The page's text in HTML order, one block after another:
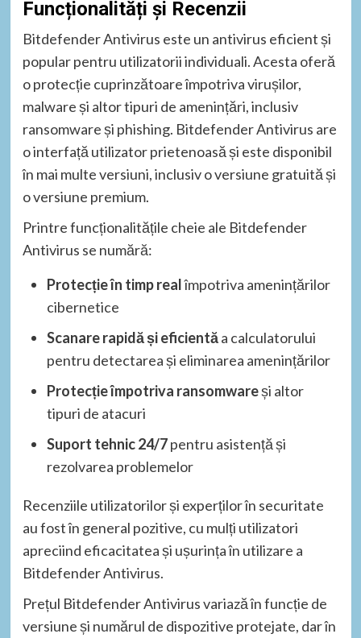
Funcționalități și Recenzii
Bitdefender Antivirus este un antivirus eficient și
popular pentru utilizatorii individuali. Acesta oferă
o protecție cuprinzătoare împotriva virușilor,
malware și altor tipuri de amenințări, inclusiv
ransomware și phishing. Bitdefender Antivirus are
o interfață utilizator prietenoasă și este disponibil
în mai multe versiuni, inclusiv o versiune gratuită și
o versiune premium.
Printre funcționalitățile cheie ale Bitdefender
Antivirus se numără:
Protecție în timp realîmpotriva amenințărilor
cibernetice
Scanare rapidă și eficientăa calculatorului
pentru detectarea și eliminarea amenințărilor
Protecție împotriva ransomwareși altor
tipuri de atacuri
Suport tehnic 24/7pentru asistență și
rezolvarea problemelor
Recenziile utilizatorilor și experților în securitate
au fost în general pozitive, cu mulți utilizatori
apreciind eficacitatea și ușurința în utilizare a
Bitdefender Antivirus.
Prețul Bitdefender Antivirus variază în funcție de
versiune și numărul de dispozitive protejate, dar în